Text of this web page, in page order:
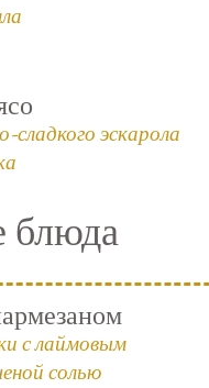
сладкого эскарола
блюда
с лаймовым
солью